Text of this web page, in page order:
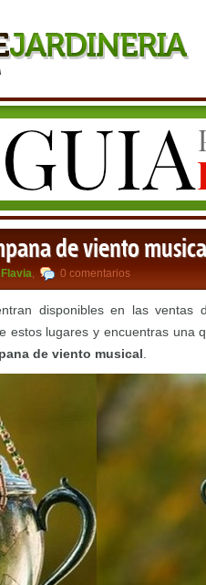
de viento
Flavia, 0 comentarios
disponibles en las
estos lugares y encuentras una
de viento musical